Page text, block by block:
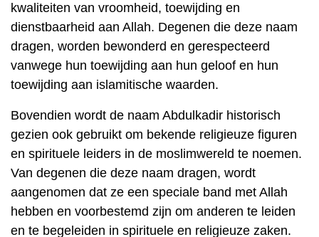
kwaliteiten van vroomheid, toewijding en
dienstbaarheid aan Allah. Degenen die deze naam
dragen, worden bewonderd en gerespecteerd
vanwege hun toewijding aan hun geloof en hun
toewijding aan islamitische waarden.
Bovendien wordt de naam Abdulkadir historisch
gezien ook gebruikt om bekende religieuze figuren
en spirituele leiders in de moslimwereld te noemen.
Van degenen die deze naam dragen, wordt
aangenomen dat ze een speciale band met Allah
hebben en voorbestemd zijn om anderen te leiden
en te begeleiden in spirituele en religieuze zaken.